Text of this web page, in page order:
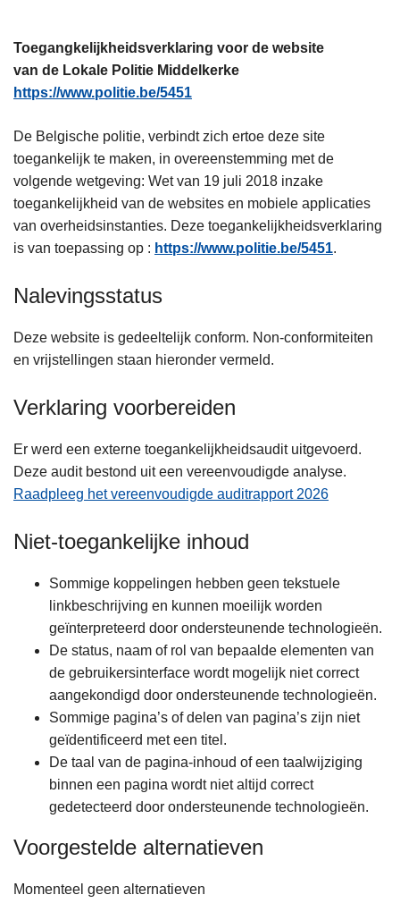
Toegangkelijkheidsverklaring voor de website
van de Lokale Politie Middelkerke
https://www.politie.be/5451
De Belgische politie, verbindt zich ertoe deze site
toegankelijk te maken, in overeenstemming met de
volgende wetgeving: Wet van 19 juli 2018 inzake
toegankelijkheid van de websites en mobiele applicaties
van overheidsinstanties. Deze toegankelijkheidsverklaring
is van toepassing op : https://www.politie.be/5451.
Nalevingsstatus
Deze website is gedeeltelijk conform. Non-conformiteiten
en vrijstellingen staan hieronder vermeld.
Verklaring voorbereiden
Er werd een externe toegankelijkheidsaudit uitgevoerd.
Deze audit bestond uit een vereenvoudigde analyse.
Raadpleeg het vereenvoudigde auditrapport 2026
Niet-toegankelijke inhoud
Sommige koppelingen hebben geen tekstuele
linkbeschrijving en kunnen moeilijk worden
geïnterpreteerd door ondersteunende technologieën.
De status, naam of rol van bepaalde elementen van
de gebruikersinterface wordt mogelijk niet correct
aangekondigd door ondersteunende technologieën.
Sommige pagina’s of delen van pagina’s zijn niet
geïdentificeerd met een titel.
De taal van de pagina-inhoud of een taalwijziging
binnen een pagina wordt niet altijd correct
gedetecteerd door ondersteunende technologieën.
Voorgestelde alternatieven
Momenteel geen alternatieven